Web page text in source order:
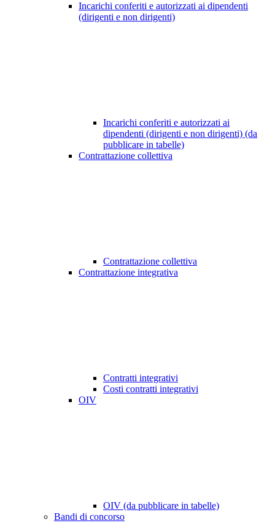
Incarichi conferiti e autorizzati ai dipendenti
(dirigenti e non dirigenti)
Incarichi conferiti e autorizzati ai
dipendenti (dirigenti e non dirigenti) (da
pubblicare in tabelle)
Contrattazione collettiva
Contrattazione collettiva
Contrattazione integrativa
Contratti integrativi
Costi contratti integrativi
OIV
OIV (da pubblicare in tabelle)
Bandi di concorso